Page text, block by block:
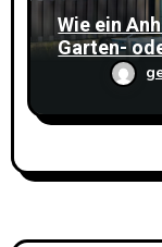
Wie ein
Garten-